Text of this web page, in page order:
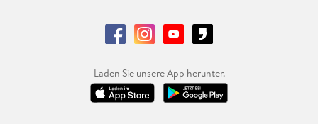
Laden Sie unsere App herunter.